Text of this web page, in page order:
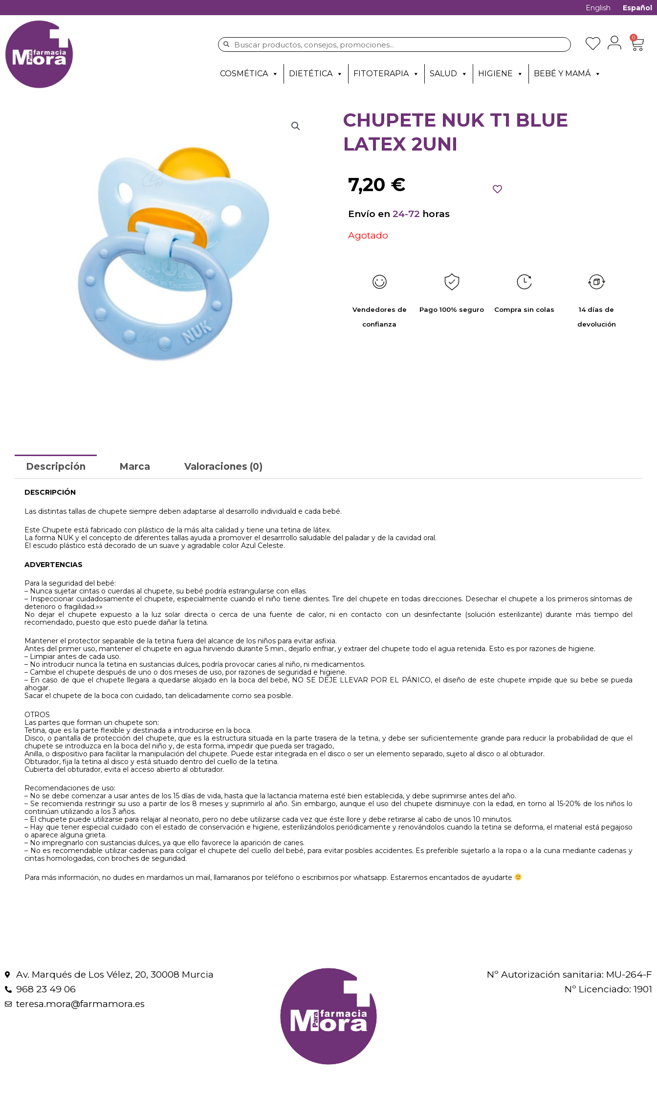
English Español
0
COSMÉTICA DIETÉTICA FITOTERAPIA SALUD HIGIENE BEBÉ Y MAMÁ
CHUPETE NUK T1 BLUE
LATEX 2UNI
7,20 €
Envío en 24-72 horas
Agotado
Vendedores de
confianza
Pago 100% seguro Compra sin colas
14 días de
devolución
Descripción Marca Valoraciones (0)
DESCRIPCIÓN
Las distintas tallas de chupete siempre deben adaptarse al desarrollo individuald e cada bebé.
Este Chupete está fabricado con plástico de la más alta calidad y tiene una tetina de látex.
La forma NUK y el concepto de diferentes tallas ayuda a promover el desarrrollo saludable del paladar y de la cavidad oral.
El escudo plástico está decorado de un suave y agradable color Azul Celeste.
ADVERTENCIAS
Para la seguridad del bebé:
– Nunca sujetar cintas o cuerdas al chupete, su bebé podría estrangularse con ellas.
– Inspeccionar cuidadosamente el chupete, especialmente cuando el niño tiene dientes. Tire del chupete en todas direcciones. Desechar el chupete a los primeros síntomas de
deterioro o fragilidad.»»
No dejar el chupete expuesto a la luz solar directa o cerca de una fuente de calor, ni en contacto con un desinfectante (solución esterilizante) durante más tiempo del
recomendado, puesto que esto puede dañar la tetina.
Mantener el protector separable de la tetina fuera del alcance de los niños para evitar asfixia.
Antes del primer uso, mantener el chupete en agua hirviendo durante 5 min., dejarlo enfriar, y extraer del chupete todo el agua retenida. Esto es por razones de higiene.
– Limpiar antes de cada uso.
– No introducir nunca la tetina en sustancias dulces, podría provocar caries al niño, ni medicamentos.
– Cambie el chupete después de uno o dos meses de uso, por razones de seguridad e higiene.
– En caso de que el chupete llegara a quedarse alojado en la boca del bebé, NO SE DEJE LLEVAR POR EL PÁNICO, el diseño de este chupete impide que su bebe se pueda
ahogar.
Sacar el chupete de la boca con cuidado, tan delicadamente como sea posible.
OTROS
Las partes que forman un chupete son:
Tetina, que es la parte flexible y destinada a introducirse en la boca.
Disco, o pantalla de protección del chupete, que es la estructura situada en la parte trasera de la tetina, y debe ser suficientemente grande para reducir la probabilidad de que el
chupete se introduzca en la boca del niño y, de esta forma, impedir que pueda ser tragado,
Anilla, o dispositivo para facilitar la manipulación del chupete. Puede estar integrada en el disco o ser un elemento separado, sujeto al disco o al obturador.
Obturador, fija la tetina al disco y está situado dentro del cuello de la tetina.
Cubierta del obturador, evita el acceso abierto al obturador.
Recomendaciones de uso:
– No se debe comenzar a usar antes de los 15 días de vida, hasta que la lactancia materna esté bien establecida, y debe suprimirse antes del año.
– Se recomienda restringir su uso a partir de los 8 meses y suprimirlo al año. Sin embargo, aunque el uso del chupete disminuye con la edad, en torno al 15-20% de los niños lo
continúan utilizando a los 3 años.
– El chupete puede utilizarse para relajar al neonato, pero no debe utilizarse cada vez que éste llore y debe retirarse al cabo de unos 10 minutos.
– Hay que tener especial cuidado con el estado de conservación e higiene, esterilizándolos periódicamente y renovándolos cuando la tetina se deforma, el material está pegajoso
o aparece alguna grieta.
– No impregnarlo con sustancias dulces, ya que ello favorece la aparición de caries.
– No es recomendable utilizar cadenas para colgar el chupete del cuello del bebé, para evitar posibles accidentes. Es preferible sujetarlo a la ropa o a la cuna mediante cadenas y
cintas homologadas, con broches de seguridad.
Para más información, no dudes en mardarnos un mail, llamaranos por teléfono o escribirnos por whatsapp. Estaremos encantados de ayudarte
Av. Marqués de Los Vélez, 20, 30008 Murcia
968 23 49 06
teresa.mora@farmamora.es
Nº Autorización sanitaria: MU-264-F
Nº Licenciado: 1901